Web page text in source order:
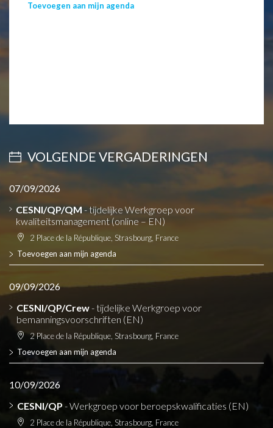
Toevoegen aan mijn agenda
VOLGENDE VERGADERINGEN
07/09/2026
CESNI/QP/QM - tijdelijke Werkgroep voor
kwaliteitsmanagement (online – EN)
2 Place de la République, Strasbourg, France
Toevoegen aan mijn agenda
09/09/2026
CESNI/QP/Crew- tijdelijke Werkgroep voor
bemanningsvoorschriften (EN)
2 Place de la République, Strasbourg, France
Toevoegen aan mijn agenda
10/09/2026
CESNI/QP - Werkgroep voor beroepskwalificaties (EN)
2 Place de la République, Strasbourg, France